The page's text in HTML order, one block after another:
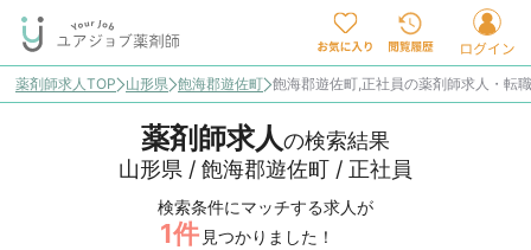
薬剤師求人TOP 山形県 飽海郡遊佐町 飽海郡遊佐町,正社員の薬剤師求人・転
薬剤師求人の検索結果
山形県 / 飽海郡遊佐町 / 正社員
検索条件にマッチする求人が
1件 見つかりました！